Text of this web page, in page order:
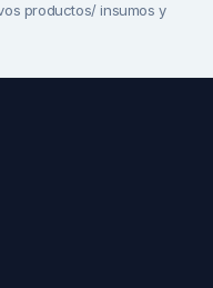
productos/ insumos y